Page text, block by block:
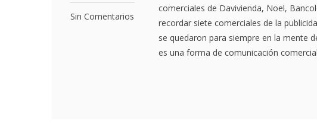
Sin Comentarios
comerciales de Davivienda, Noel,
recordar siete comerciales de la
se quedaron para siempre en la mente
es una forma de comunicación